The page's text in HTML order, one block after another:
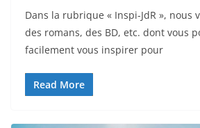
Dans la rubrique « Inspi-JdR », nous
des romans, des BD, etc. dont vous
facilement vous inspirer pour
Read More